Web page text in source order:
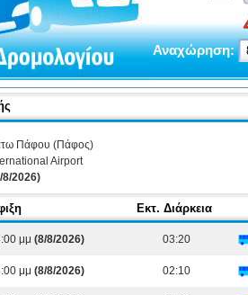
Αναχώρηση:
Πάφου (Πάφος)
Airport
8/2026)
Εκτ. Διάρκεια
μμ (8/8/2026) 03:20
μμ (8/8/2026) 02:10